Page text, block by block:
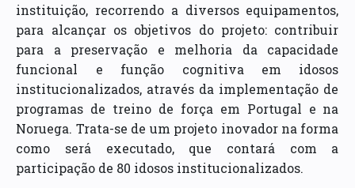
instituição, recorrendo a diversos equipamentos,
para alcançar os objetivos do projeto: contribuir
para a preservação e melhoria da capacidade
funcional e função cognitiva em idosos
institucionalizados, através da implementação de
programas de treino de força em Portugal e na
Noruega. Trata-se de um projeto inovador na forma
como será executado, que contará com a
participação de 80 idosos institucionalizados.